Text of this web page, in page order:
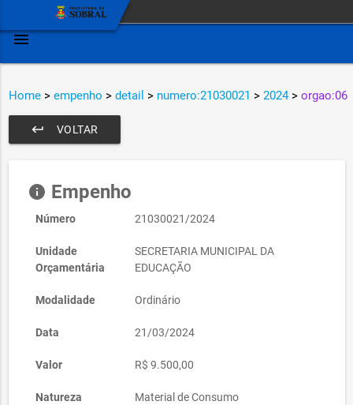
menu
Home > empenho > detail > numero:21030021 > 2024> orgao:06
VOLTAR
keyboard_return
info Empenho
Número 21030021/2024
Unidade
Orçamentária
SECRETARIA MUNICIPAL DA
EDUCAÇÃO
Modalidade Ordinário
Data 21/03/2024
Valor R$ 9.500,00
Natureza Material de Consumo